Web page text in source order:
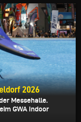
2026
Messehalle.
GWA Indoor